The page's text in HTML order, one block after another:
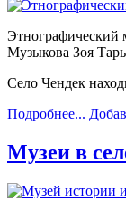
Этнографический
Музыкова Зоя
Село Чендек
Подробнее...
Музеи в